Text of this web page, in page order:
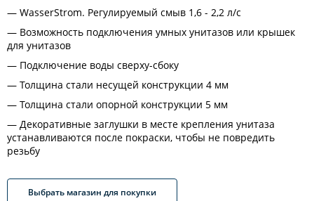
WasserStrom. Регулируемый смыв 1,6 - 2,2 л/с
Возможность подключения умных унитазов или крышек
для унитазов
Подключение воды сверху-сбоку
Толщина стали несущей конструкции 4 мм
Толщина стали опорной конструкции 5 мм
Декоративные заглушки в месте крепления унитаза
устанавливаются после покраски, чтобы не повредить
резьбу
Выбрать магазин для покупки